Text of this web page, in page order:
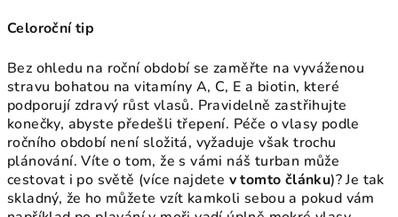
Celoroční tip
Bez ohledu na roční období se zaměřte na vyváženou
stravu bohatou na vitamíny A, C, E a biotin, které
podporují zdravý růst vlasů. Pravidelně zastřihujte
konečky, abyste předešli třepení. Péče o vlasy podle
ročního období není složitá, vyžaduje však trochu
plánování. Víte o tom, že s vámi náš turban může
cestovat i po světě (více najdete v tomto článku)? Je tak
skladný, že ho můžete vzít kamkoli sebou a pokud vám